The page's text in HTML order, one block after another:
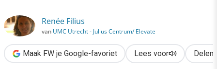
Wat leren virtuele werelden ons?
Renée Filius
van UMC Utrecht - Julius Centrum/ Elevate
Maak FW je Google-favoriet Lees voor Delen